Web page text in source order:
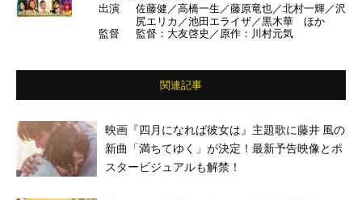
出演
佐藤健／高橋一生／藤原竜也／北村一輝／沢
尻エリカ／池田エライザ／黒木華 ほか
監督
監督：大友啓史／原作：川村元気
関連記事
映画『四月になれば彼女は』主題歌に藤井 風の
新曲「満ちてゆく」が決定！最新予告映像とポ
スタービジュアルも解禁！